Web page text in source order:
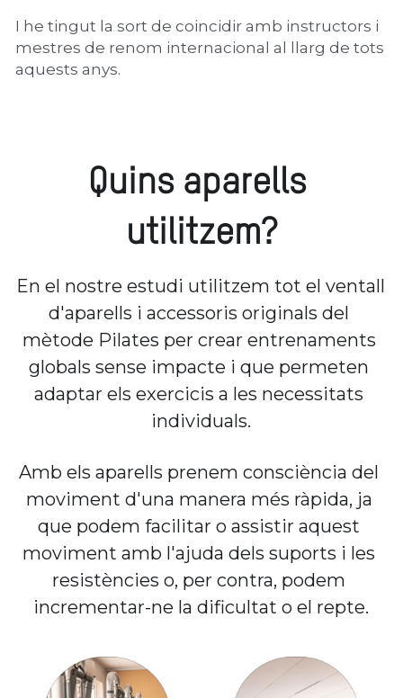
I he tingut la sort de coincidir amb instructors i
mestres de renom internacional al llarg de tots
aquests anys.
Quins aparells
utilitzem?
En el nostre estudi utilitzem tot el ventall
d'aparells i accessoris originals del
mètode Pilates per crear entrenaments
globals sense impacte i que permeten
adaptar els exercicis a les necessitats
individuals.
Amb els aparells prenem consciència del
moviment d'una manera més ràpida, ja
que podem facilitar o assistir aquest
moviment amb l'ajuda dels suports i les
resistències o, per contra, podem
incrementar-ne la dificultat o el repte.